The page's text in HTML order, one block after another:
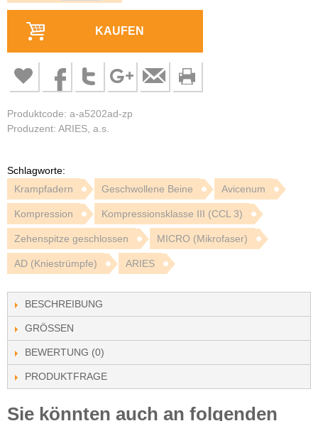
KAUFEN
Produktcode: a-a5202ad-zp
Produzent: ARIES, a.s.
Schlagworte:
Krampfadern
Geschwollene Beine Avicenum
Kompression Kompressionsklasse III (CCL 3)
Zehenspitze geschlossen MICRO (Mikrofaser)
AD (Kniestrümpfe) ARIES
BESCHREIBUNG
GRÖSSEN
BEWERTUNG (0)
PRODUKTFRAGE
Sie könnten auch an folgenden